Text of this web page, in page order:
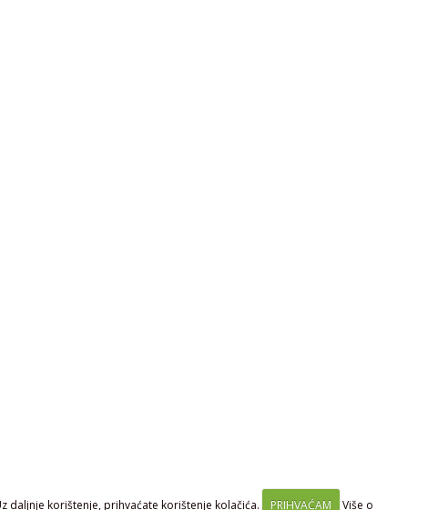
daljnje korištenje, prihvaćate korištenje kolačića. PRIHVAĆAM Više o